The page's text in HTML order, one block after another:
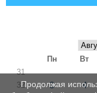
Пн Вт
31
32 3 4
Продолжая